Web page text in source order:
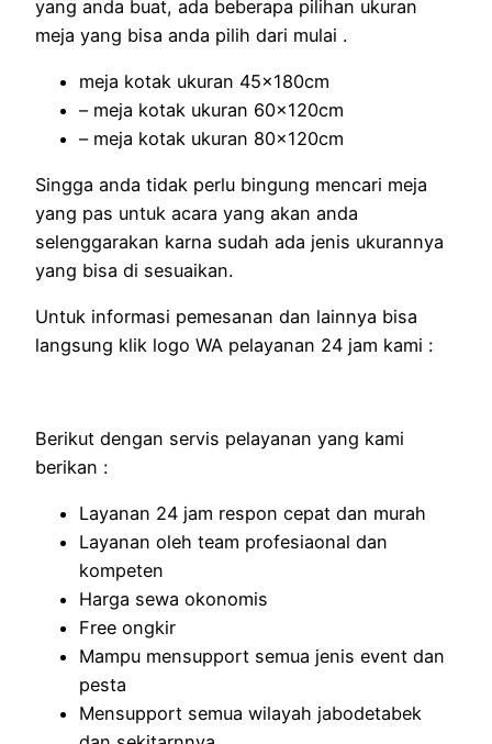
yang anda buat, ada beberapa pilihan ukuran
meja yang bisa anda pilih dari mulai .
meja kotak ukuran 45x180cm
– meja kotak ukuran 60x120cm
– meja kotak ukuran 80x120cm
Singga anda tidak perlu bingung mencari meja
yang pas untuk acara yang akan anda
selenggarakan karna sudah ada jenis ukurannya
yang bisa di sesuaikan.
Untuk informasi pemesanan dan lainnya bisa
langsung klik logo WA pelayanan 24 jam kami :
Berikut dengan servis pelayanan yang kami
berikan :
Layanan 24 jam respon cepat dan murah
Layanan oleh team profesiaonal dan
kompeten
Harga sewa okonomis
Free ongkir
Mampu mensupport semua jenis event dan
pesta
Mensupport semua wilayah jabodetabek